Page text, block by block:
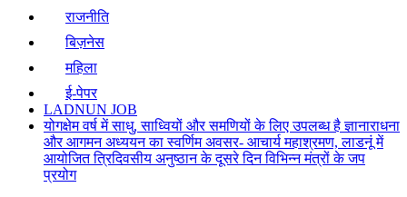
राजनीति
बिज़नेस
महिला
ई-पेपर
LADNUN JOB
योगक्षेम वर्ष में साधु, साध्वियों और समणियों के लिए उपलब्ध है ज्ञानाराधना
और आगमन अध्ययन का स्वर्णिम अवसर- आचार्य महाश्रमण, लाडनूं में
आयोजित त्रिदिवसीय अनुष्ठान के दूसरे दिन विभिन्न मंत्रों के जप
प्रयोग